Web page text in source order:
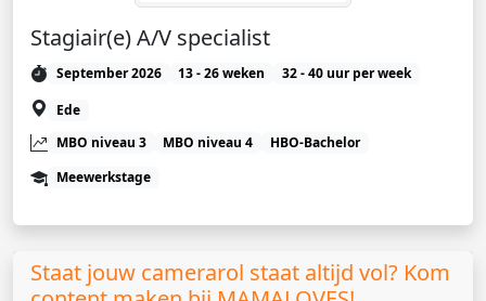
Stagiair(e) A/V specialist
September 2026 13 - 26 weken
32 - 40 uur per week
Ede
MBO niveau 3
MBO niveau 4
HBO-Bachelor
Meewerkstage
Staat jouw camerarol staat altijd vol? Kom